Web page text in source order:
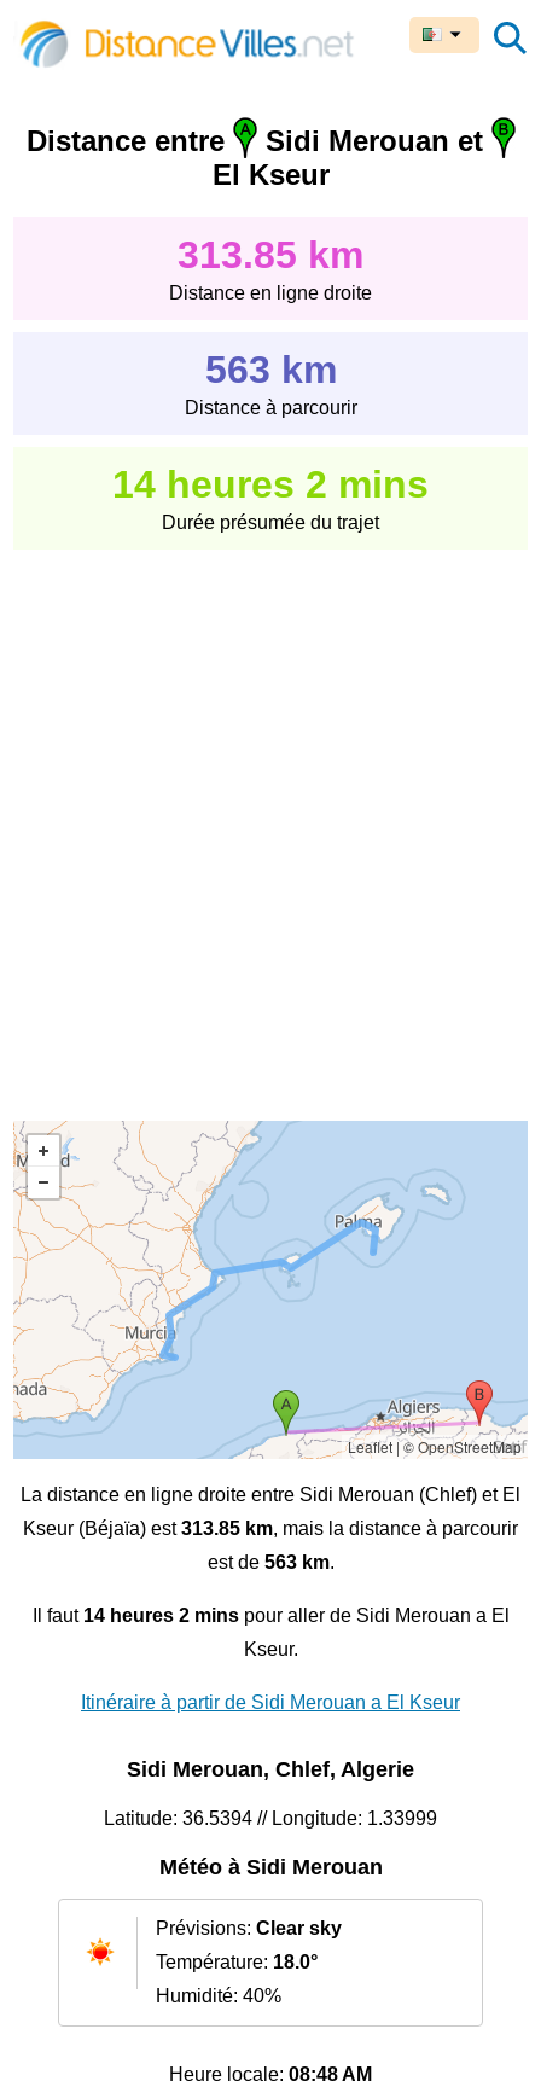
Distance entre
Sidi Merouan et
El Kseur
313.85 km
Distance en ligne droite
563 km
Distance à parcourir
14 heures 2 mins
Durée présumée du trajet
Leaflet|© OpenStreetMap
La distance en ligne droite entre Sidi Merouan (Chlef) et El
Kseur (Béjaïa) est313.85 km, mais la distance à parcourir
est de 563 km.
Il faut 14 heures 2 minspour aller de Sidi Merouan a El
Kseur.
Itinéraire à partir de Sidi Merouan a El Kseur
Sidi Merouan, Chlef, Algerie
Latitude: 36.5394 // Longitude: 1.33999
Météo à Sidi Merouan
Prévisions: Clear sky
Température: 18.0°
Humidité: 40%
Heure locale: 08:48 AM